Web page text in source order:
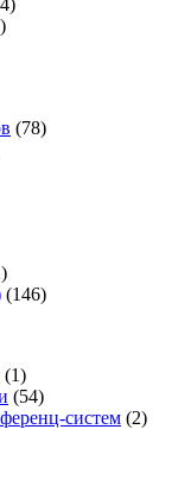
(78)
(146)
(1)
(54)
систем (2)